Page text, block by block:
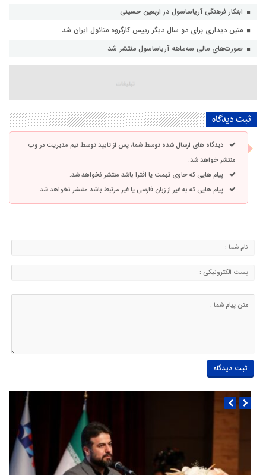
ابتکار فرهنگی آریاساسول در اربعین حسینی
متین دیداری برای دو سال دیگر رییس کارگروه متانول ایران شد
صورت‌های مالی سه‌ماهه آریاساسول منتشر شد
ثبت دیدگاه
دیدگاه های ارسال شده توسط شما، پس از تایید توسط تیم مدیریت در وب
منتشر خواهد شد.
پیام هایی که حاوی تهمت یا افترا باشد منتشر نخواهد شد.
پیام هایی که به غیر از زبان فارسی یا غیر مرتبط باشد منتشر نخواهد شد.